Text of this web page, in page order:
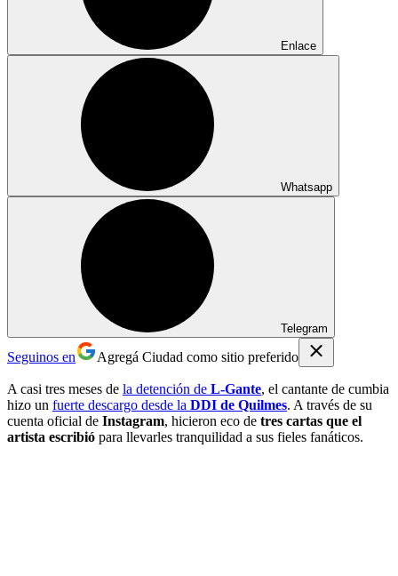
Enlace
Whatsapp
Telegram
Seguinos en Agregá Ciudad como sitio preferido
A casi tres meses de la detención de L-Gante, el cantante de cumbia
hizo un fuerte descargo desde la DDI de Quilmes. A través de su
cuenta oficial de Instagram, hicieron eco de tres cartas que el
artista escribió para llevarles tranquilidad a sus fieles fanáticos.